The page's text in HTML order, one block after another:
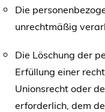
Die
unrechtmäßig
Die Löschung der
Erfüllung einer
Unionsrecht oder
erforderlich, dem